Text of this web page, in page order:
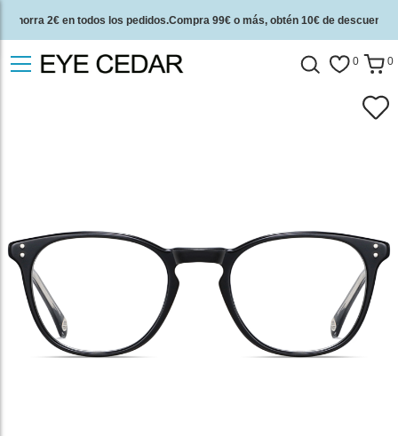
Ahorra 2€ en todos los pedidos.Compra 99€ o más, obtén 10€ de descuento.
2 años de garantía de calidad y 30 días de garantía de devolución del dinero.
0 0